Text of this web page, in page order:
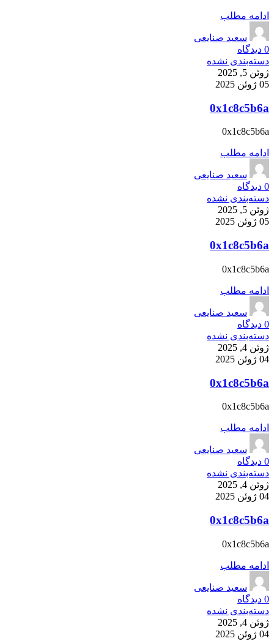
ادامه مطلب
سعید صنایعی
0 دیدگاه
دسته‌بندی نشده
ژوئن 5, 2025
05 ژوئن 2025
0x1c8c5b6a
0x1c8c5b6a
ادامه مطلب
سعید صنایعی
0 دیدگاه
دسته‌بندی نشده
ژوئن 5, 2025
05 ژوئن 2025
0x1c8c5b6a
0x1c8c5b6a
ادامه مطلب
سعید صنایعی
0 دیدگاه
دسته‌بندی نشده
ژوئن 4, 2025
04 ژوئن 2025
0x1c8c5b6a
0x1c8c5b6a
ادامه مطلب
سعید صنایعی
0 دیدگاه
دسته‌بندی نشده
ژوئن 4, 2025
04 ژوئن 2025
0x1c8c5b6a
0x1c8c5b6a
ادامه مطلب
سعید صنایعی
0 دیدگاه
دسته‌بندی نشده
ژوئن 4, 2025
04 ژوئن 2025